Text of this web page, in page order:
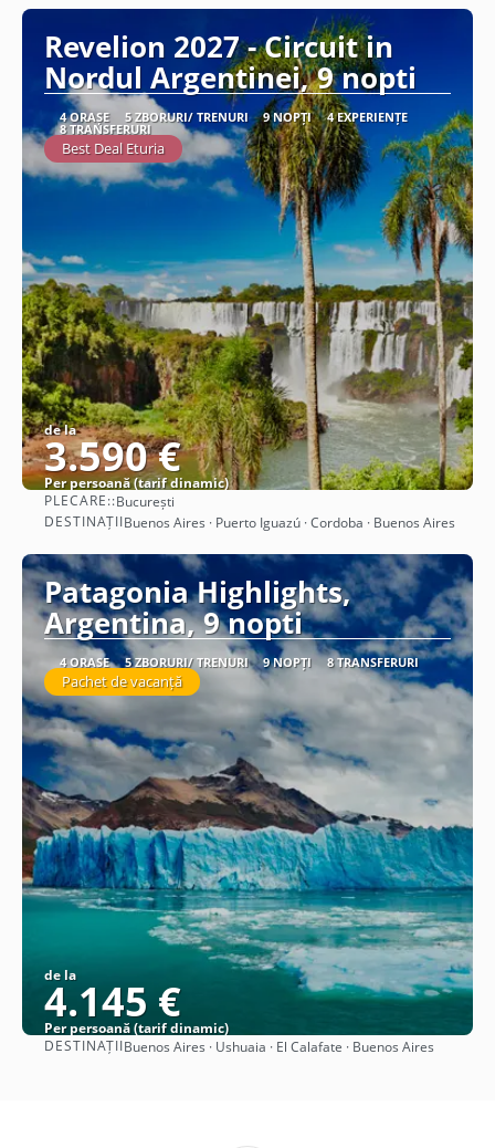
Revelion 2027 - Circuit in
Nordul Argentinei, 9 nopti
4 ORAȘE 5 ZBORURI/ TRENURI 9 NOPȚI 4 EXPERIENȚE
8 TRANSFERURI
Best Deal Eturia
de la
3.590 €
Per persoană (tarif dinamic)
PLECARE::București
DESTINAȚIIBuenos Aires · Puerto Iguazú · Cordoba · Buenos Aires
Patagonia Highlights,
Argentina, 9 nopti
4 ORAȘE 5 ZBORURI/ TRENURI 9 NOPȚI 8 TRANSFERURI
Pachet de vacanță
de la
4.145 €
Per persoană (tarif dinamic)
Vezi detalii
DESTINAȚIIBuenos Aires · Ushuaia · El Calafate · Buenos Aires